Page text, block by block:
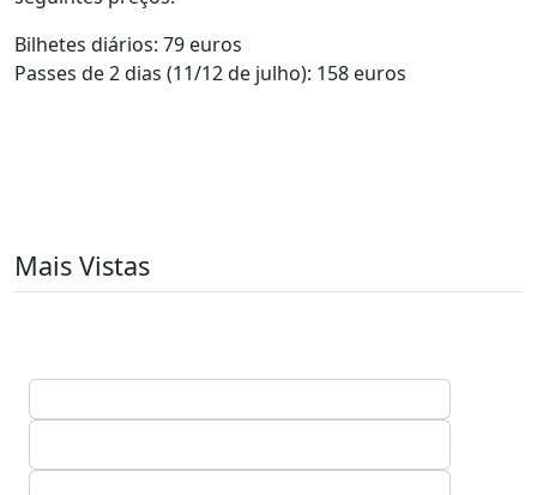
Bilhetes diários: 79 euros
Passes de 2 dias (11/12 de julho): 158 euros
Mais Vistas